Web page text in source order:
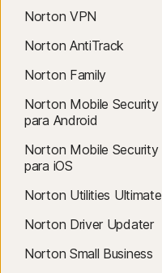
Norton VPN
Norton AntiTrack
Norton Family
Norton Mobile Security
para Android
Norton Mobile Security
para iOS
Norton Utilities Ultimate
Norton Driver Updater
Norton Small Business